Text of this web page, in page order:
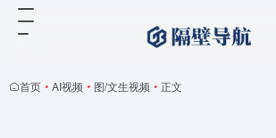
首页 • AI视频 • 图/文生视频 • 正文